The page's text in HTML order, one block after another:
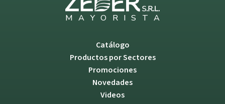
M A Y O R I S T A
Catálogo
Productos por Sectores
Promociones
Novedades
Videos